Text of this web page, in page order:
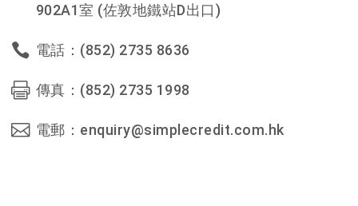
902A1室 (佐敦地鐵站D出口)
電話：(852) 2735 8636
傳真：(852) 2735 1998
電郵：enquiry@simplecredit.com.hk